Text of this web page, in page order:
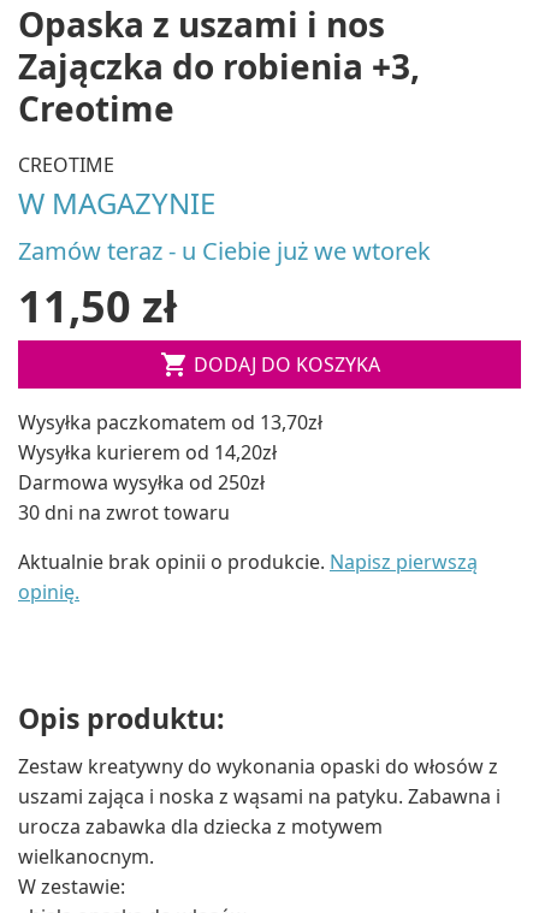
Opaska z uszami i nos
Zajączka do robienia +3,
Creotime
CREOTIME
W MAGAZYNIE
Zamów teraz - u Ciebie już we wtorek
11,50 zł
 DODAJ DO KOSZYKA
Wysyłka paczkomatem od 13,70zł
Wysyłka kurierem od 14,20zł
Darmowa wysyłka od 250zł
30 dni na zwrot towaru
Aktualnie brak opinii o produkcie. Napisz pierwszą
opinię.
Opis produktu:
Zestaw kreatywny do wykonania opaski do włosów z
uszami zająca i noska z wąsami na patyku. Zabawna i
urocza zabawka dla dziecka z motywem
wielkanocnym.
W zestawie: